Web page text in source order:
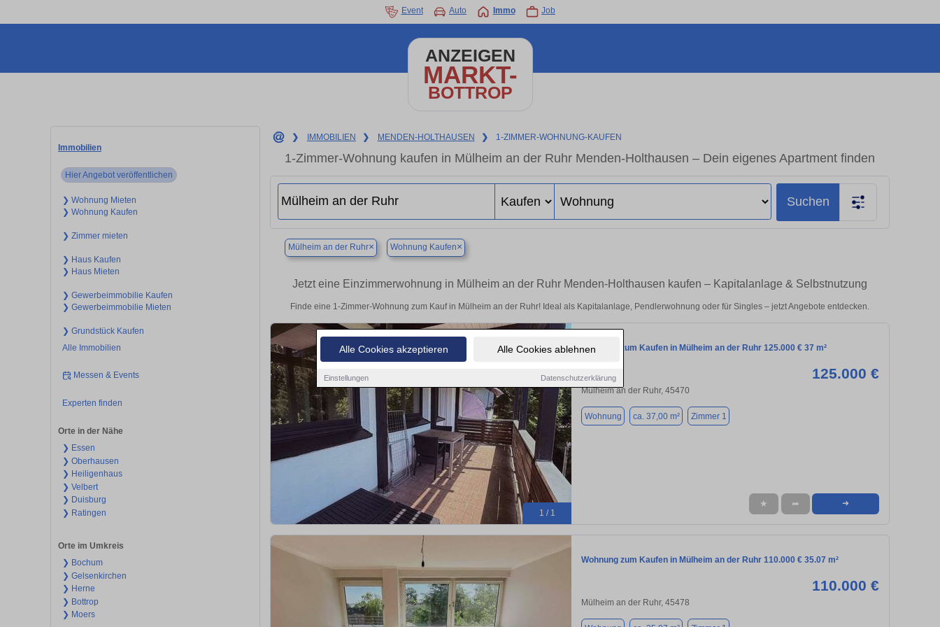
Alle Cookies akzeptieren Alle Cookies ablehnen
Einstellungen Datenschutzerklärung
Event Auto Immo Job
ANZEIGEN
MARKT-
BOTTROP
Immobilien
Hier Angebot veröffentlichen
❯ Wohnung Mieten
❯ Wohnung Kaufen
❯ Zimmer mieten
❯ Haus Kaufen
❯ Haus Mieten
❯ Gewerbeimmobilie Kaufen
❯ Gewerbeimmobilie Mieten
❯ Grundstück Kaufen
Alle Immobilien
Messen & Events
Experten finden
Orte in der Nähe
❯ Essen
❯ Oberhausen
❯ Heiligenhaus
❯ Velbert
❯ Duisburg
❯ Ratingen
Orte im Umkreis
❯ Bochum
❯ Gelsenkirchen
❯ Herne
❯ Bottrop
❯ Moers
❯ IMMOBILIEN ❯ MENDEN-HOLTHAUSEN ❯ 1-ZIMMER-WOHNUNG-KAUFEN
1-Zimmer-Wohnung kaufen in Mülheim an der Ruhr Menden-Holthausen – Dein eigenes Apartment finden
Suchen
Mülheim an der Ruhr× Wohnung Kaufen×
Jetzt eine Einzimmerwohnung in Mülheim an der Ruhr Menden-Holthausen kaufen – Kapitalanlage & Selbstnutzung
Finde eine 1-Zimmer-Wohnung zum Kauf in Mülheim an der Ruhr! Ideal als Kapitalanlage, Pendlerwohnung oder für Singles – jetzt Angebote entdecken.
1 / 1
Wohnung zum Kaufen in Mülheim an der Ruhr 125.000 € 37 m²
125.000 €
Mülheim an der Ruhr, 45470
Wohnung ca. 37,00 m² Zimmer 1
★ ➦ ➜
Wohnung zum Kaufen in Mülheim an der Ruhr 110.000 € 35.07 m²
110.000 €
Mülheim an der Ruhr, 45478